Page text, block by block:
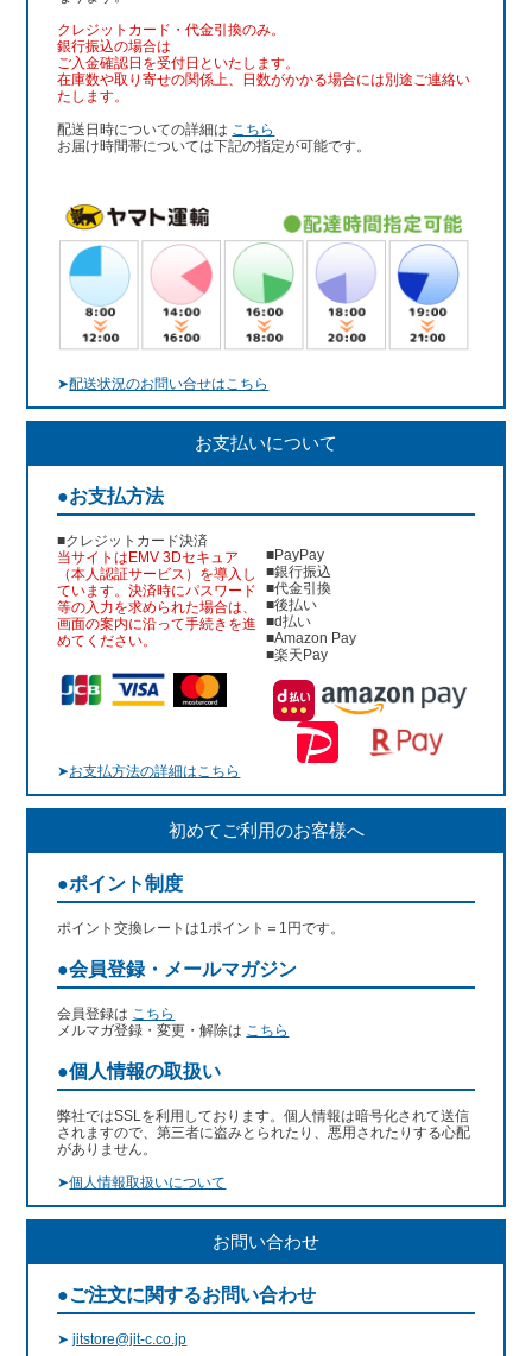
クレジットカード・代金引換のみ。
銀行振込の場合は
ご入金確認日を受付日といたします。
在庫数や取り寄せの関係上、日数がかかる場合には別途ご連絡い
たします。
配送日時についての詳細は こちら
お届け時間帯については下記の指定が可能です。
➤配送状況のお問い合せはこちら
お支払いについて
●お支払方法
■クレジットカード決済
当サイトはEMV 3Dセキュア
（本人認証サービス）を導入し
ています。決済時にパスワード
等の入力を求められた場合は、
画面の案内に沿って手続きを進
めてください。
■PayPay
■銀行振込
■代金引換
■後払い
■d払い
■Amazon Pay
■楽天Pay
➤お支払方法の詳細はこちら
初めてご利用のお客様へ
●ポイント制度
ポイント交換レートは1ポイント＝1円です。
●会員登録・メールマガジン
会員登録は こちら
メルマガ登録・変更・解除は こちら
●個人情報の取扱い
弊社ではSSLを利用しております。個人情報は暗号化されて送信
されますので、第三者に盗みとられたり、悪用されたりする心配
がありません。
➤個人情報取扱いについて
お問い合わせ
●ご注文に関するお問い合わせ
➤jitstore@jit-c.co.jp